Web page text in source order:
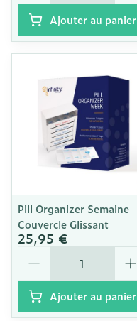
Ajouter au panier
Pill Organizer Semaine
Couvercle Glissant
25,95 €
Ajouter au panier